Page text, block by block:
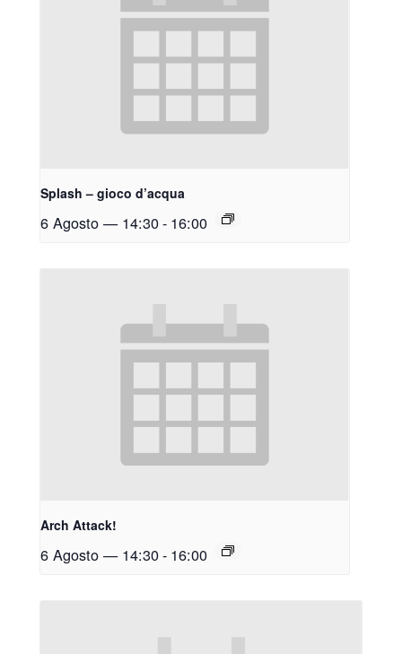
Splash – gioco d’acqua
6 Agosto — 14:30- 16:00
Arch Attack!
6 Agosto — 14:30- 16:00